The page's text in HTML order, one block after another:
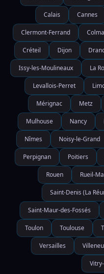
Calais Cannes
Clermont-Ferrand
Créteil Dijon
Issy-les-Moulineaux La
Levallois-Perret
Mérignac Metz
Mulhouse Nancy
Nîmes Noisy-le-Grand
Perpignan Poitiers
Rouen Rueil-
Saint-Denis (La
Saint-Maur-des-Fossés
Toulon Toulouse
Versailles